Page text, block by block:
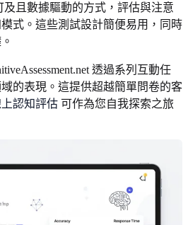
及且數據驅動的方式，評估與注意
式。這些測試設計簡便易用，同時
透過系列互動任
的表現。這提供超越簡單問卷的客
認知評估 可作為您自我探索之旅